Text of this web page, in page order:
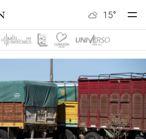
15°